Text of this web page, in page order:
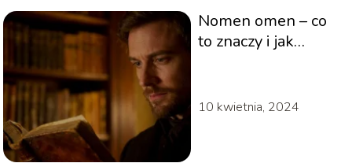
Nomen omen – co
to znaczy i jak
10 kwietnia, 2024